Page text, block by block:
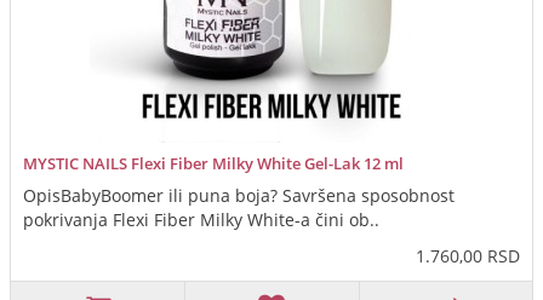
MYSTIC NAILS Flexi Fiber Milky White Gel-Lak 12 ml
OpisBabyBoomer ili puna boja? Savršena sposobnost
pokrivanja Flexi Fiber Milky White-a čini ob..
1.760,00 RSD